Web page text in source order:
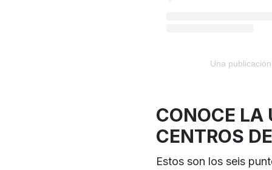
Una
CONOCE LA
CENTROS
Estos son los seis